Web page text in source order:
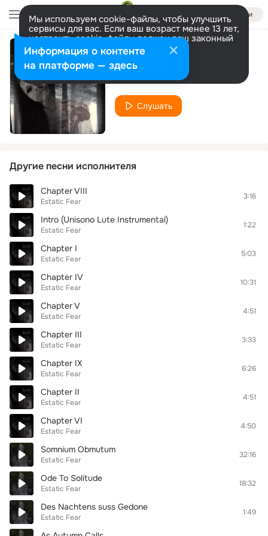
Войти
Мы используем cookie-файлы, чтобы улучшить
сервисы для вас. Если ваш возраст менее 13 лет,
настроить cookie-файлы должен ваш законный
представитель. Больше информации
Разрешить все Настроить
Chapter VII
Estatic Fear
Слушать
Другие песни исполнителя
Chapter VIII
Estatic Fear
3:16
Intro (Unisono Lute Instrumental)
Estatic Fear
1:22
Chapter I
Estatic Fear
5:03
Chapter IV
Estatic Fear
10:31
Chapter V
Estatic Fear
4:51
Chapter III
Estatic Fear
3:33
Chapter IX
Estatic Fear
6:26
Chapter II
Estatic Fear
4:51
Chapter VI
Estatic Fear
4:50
Somnium Obmutum
Estatic Fear
32:16
Ode To Solitude
Estatic Fear
18:32
Des Nachtens suss Gedone
Estatic Fear
1:49
Информация о контенте
на платформе — здесь